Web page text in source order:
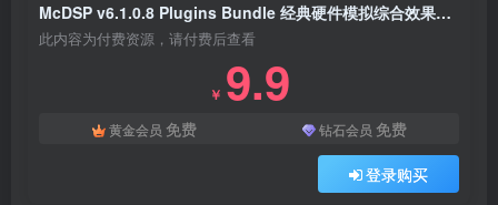
McDSP v6.1.0.8 Plugins Bundle 经典硬件模拟综合效果器插件
此内容为付费资源，请付费后查看
￥ 9.9
黄金会员 免费 钻石会员 免费
登录购买